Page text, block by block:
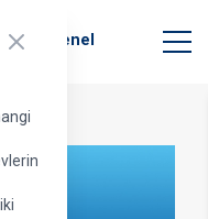
Close panel
Genel